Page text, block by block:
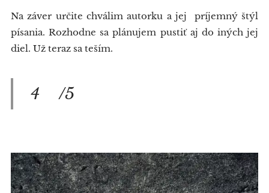
Na záver určite chválim autorku a jej príjemný štýl
písania. Rozhodne sa plánujem pustiť aj do iných jej
diel. Už teraz sa teším.
4⭐/5⭐